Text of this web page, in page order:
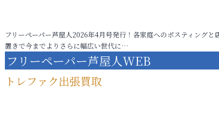
フリーペーパー芦屋人2026年4月号発行！各家庭へのポスティングと
置きで今までよりさらに幅広い世代に…
フリーペーパー芦屋人WEB
トレファク出張買取